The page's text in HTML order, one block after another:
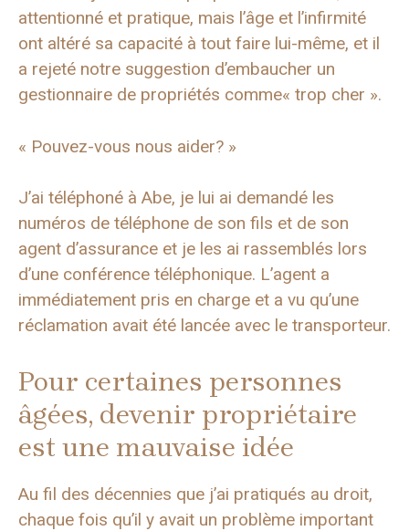
attentionné et pratique, mais l’âge et l’infirmité
ont altéré sa capacité à tout faire lui-même, et il
a rejeté notre suggestion d’embaucher un
gestionnaire de propriétés comme« trop cher ».
« Pouvez-vous nous aider? »
J’ai téléphoné à Abe, je lui ai demandé les
numéros de téléphone de son fils et de son
agent d’assurance et je les ai rassemblés lors
d’une conférence téléphonique. L’agent a
immédiatement pris en charge et a vu qu’une
réclamation avait été lancée avec le transporteur.
Pour certaines personnes
âgées, devenir propriétaire
est une mauvaise idée
Au fil des décennies que j’ai pratiqués au droit,
chaque fois qu’il y avait un problème important